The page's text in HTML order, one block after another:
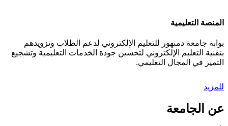
المنصة التعليمية
بوابة جامعة دمنهور للتعليم الإلكتروني لدعم الطلاب وتزويدهم
بتقنية التعليم الإلكتروني لتحسين جودة الخدمات التعليمية وتشجيع
التميز في المجال التعليمي.
للمزيد
عن الجامعة